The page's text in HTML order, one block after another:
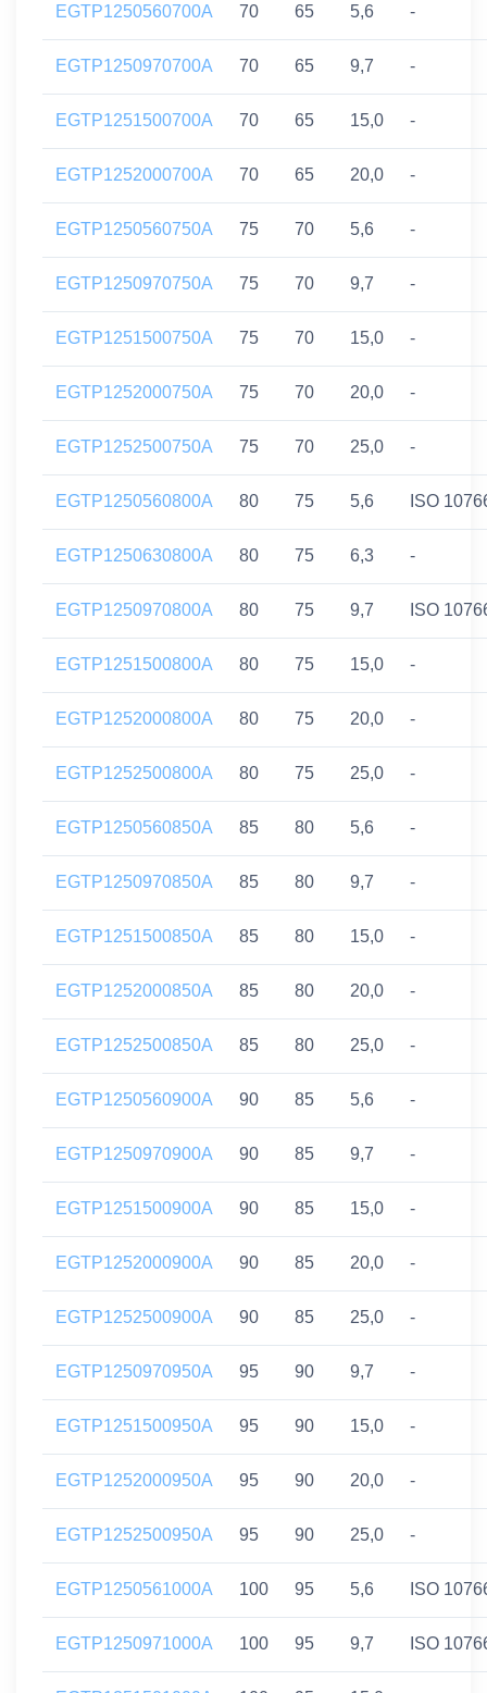
EGTP1250560700A 70 65 5,6 -
EGTP1250970700A 70 65 9,7 -
EGTP1251500700A 70 65 15,0 -
EGTP1252000700A 70 65 20,0 -
EGTP1250560750A 75 70 5,6 -
EGTP1250970750A 75 70 9,7 -
EGTP1251500750A 75 70 15,0 -
EGTP1252000750A 75 70 20,0 -
EGTP1252500750A 75 70 25,0 -
EGTP1250560800A 80 75 5,6 ISO
EGTP1250630800A 80 75 6,3 -
EGTP1250970800A 80 75 9,7 ISO
EGTP1251500800A 80 75 15,0 -
EGTP1252000800A 80 75 20,0 -
EGTP1252500800A 80 75 25,0 -
EGTP1250560850A 85 80 5,6 -
EGTP1250970850A 85 80 9,7 -
EGTP1251500850A 85 80 15,0 -
EGTP1252000850A 85 80 20,0 -
EGTP1252500850A 85 80 25,0 -
EGTP1250560900A 90 85 5,6 -
EGTP1250970900A 90 85 9,7 -
EGTP1251500900A 90 85 15,0 -
EGTP1252000900A 90 85 20,0 -
EGTP1252500900A 90 85 25,0 -
EGTP1250970950A 95 90 9,7 -
EGTP1251500950A 95 90 15,0 -
EGTP1252000950A 95 90 20,0 -
EGTP1252500950A 95 90 25,0 -
EGTP1250561000A 100 95 5,6 ISO
EGTP1250971000A 100 95 9,7 ISO